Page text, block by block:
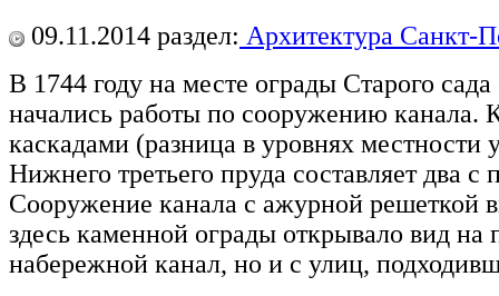
09.11.2014 раздел: Архитектура Санкт-
В 1744 году на месте ограды Старого
начались работы по сооружению канала.
каскадами (разница в уровнях местности
Нижнего третьего пруда составляет два с
Сооружение канала с ажурной решеткой
здесь каменной ограды открывало вид на
набережной канал, но и с улиц,